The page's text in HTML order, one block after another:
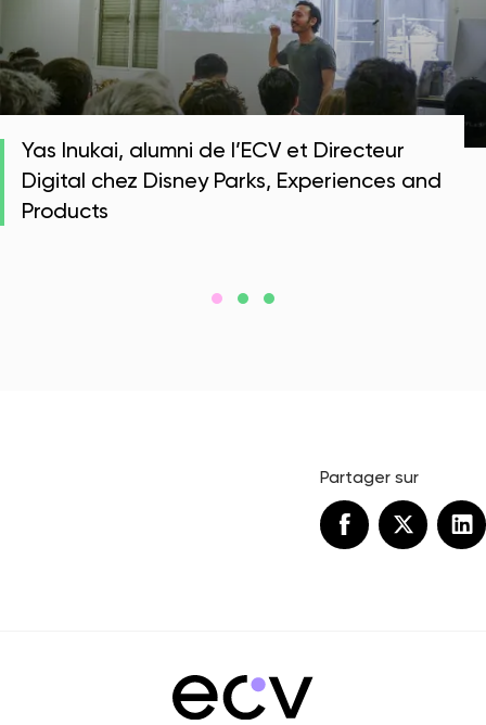
Yas Inukai, alumni de l’ECV et Directeur
Digital chez Disney Parks, Experiences and
Products
Partager sur